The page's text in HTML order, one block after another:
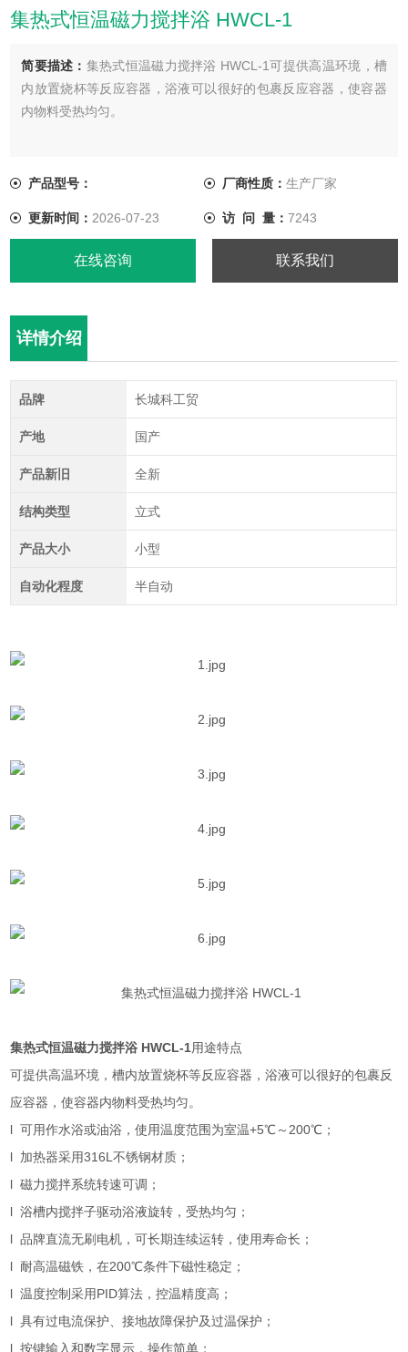
集热式恒温磁力搅拌浴 HWCL-1
简要描述： 集热式恒温磁力搅拌浴 HWCL-1可提供高温环境，槽
内放置烧杯等反应容器，浴液可以很好的包裹反应容器，使容器
内物料受热均匀。
产品型号： 厂商性质： 生产厂家
更新时间： 2026-07-23 访 问 量： 7243
在线咨询 联系我们
详情介绍
品牌 长城科工贸
产地 国产
产品新旧 全新
结构类型 立式
产品大小 小型
自动化程度 半自动
集热式恒温磁力搅拌浴 HWCL-1用途特点
可提供高温环境，槽内放置烧杯等反应容器，浴液可以很好的包裹反
应容器，使容器内物料受热均匀。
l 可用作水浴或油浴，使用温度范围为室温+5℃～200℃；
l 加热器采用316L不锈钢材质；
l 磁力搅拌系统转速可调；
l 浴槽内搅拌子驱动浴液旋转，受热均匀；
l 品牌直流无刷电机，可长期连续运转，使用寿命长；
l 耐高温磁铁，在200℃条件下磁性稳定；
l 温度控制采用PID算法，控温精度高；
l 具有过电流保护、接地故障保护及过温保护；
l 按键输入和数字显示，操作简单；